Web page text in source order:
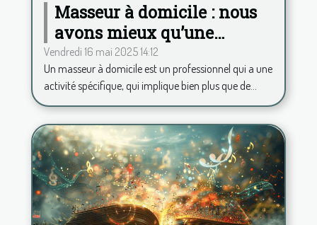
Masseur à domicile : nous
avons mieux qu’une
application pour calculer
vos frais kilométriques !
Vendredi 16 mai 2025 14:12
Un masseur à domicile est un professionnel qui a une
activité spécifique, qui implique bien plus que de...